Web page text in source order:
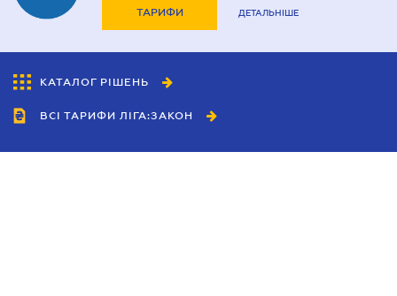
ТАРИФИ ДЕТАЛЬНІШЕ
КАТАЛОГ РІШЕНЬ
ВСІ ТАРИФИ ЛІГА:ЗАКОН